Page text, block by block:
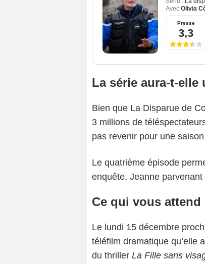
Avec Olivia
Presse
3,3
La série aura-t-elle
Bien que La Disparue de
3 millions de
pas revenir pour une
Le quatrième épisode
enquête, Jeanne
Ce qui vous
Le lundi 15 décembre
téléfilm dramatique qu’elle
du thriller La Fille sans